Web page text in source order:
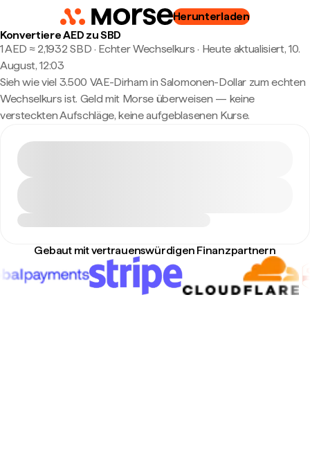
Herunterladen
Konvertiere AED zu SBD
1 AED ≈ 2,1932 SBD · Echter Wechselkurs · Heute aktualisiert, 10.
August, 12:03
Sieh wie viel 3.500 VAE-Dirham in Salomonen-Dollar zum echten
Wechselkurs ist. Geld mit Morse überweisen — keine
versteckten Aufschläge, keine aufgeblasenen Kurse.
Gebaut mit vertrauenswürdigen Finanzpartnern